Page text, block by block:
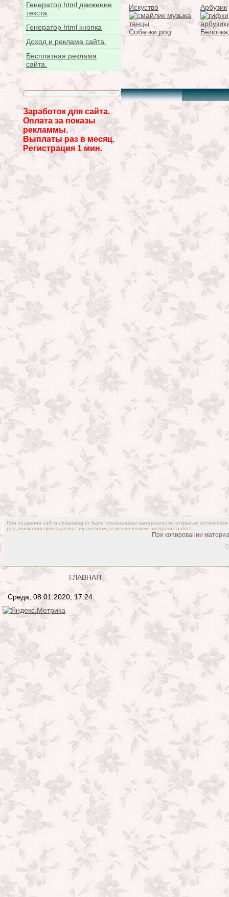
Генератор html движение
текста
Генератор html кнопка
Доход и реклама сайта.
Бесплатная реклама
сайта.
Заработок для сайта.
Оплата за показы
рекламмы.
Выплаты раз в месяц.
Регистрация 1 мин.
Искуство Арбузик
Собачки png
При создании сайта ok-katalog.ru были спользованы материалы из открытых
png,анимации принадлежат их авторам,за исключением авторских работ.
При копировании
ГЛАВНАЯ
Среда, 08.01.2020, 17:24